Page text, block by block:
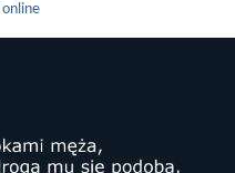
online